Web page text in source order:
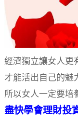
經濟獨立讓女人更
才能活出自己的魅
所以女人一定要培
盡快學會理財投